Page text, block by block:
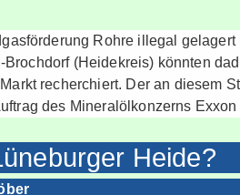
Rohre illegal
(Heidekreis) könnten
recherchiert. Der an diesem
des Mineralölkonzerns Exxon
Heide?